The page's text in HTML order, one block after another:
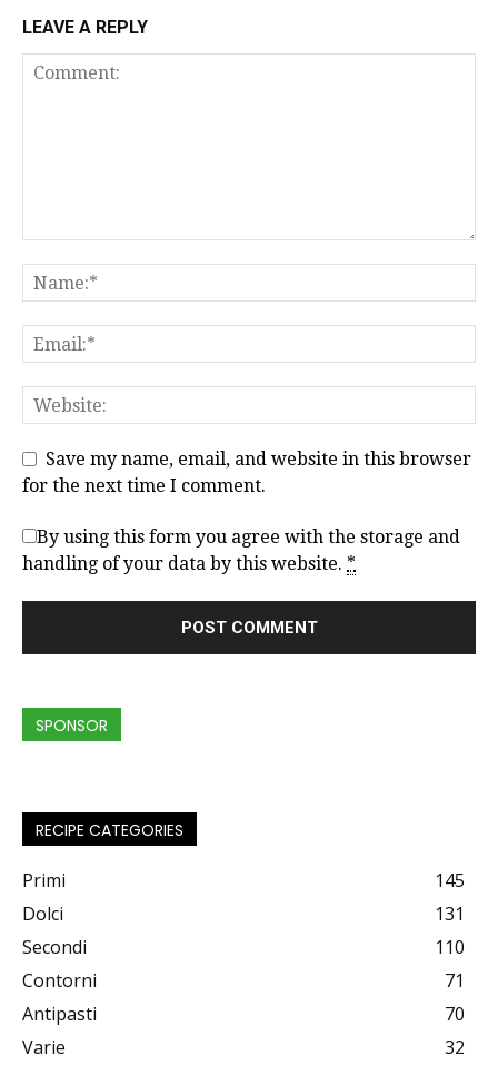
LEAVE A REPLY
Save my name, email, and website in this browser
for the next time I comment.
By using this form you agree with the storage and
handling of your data by this website. *
SPONSOR
RECIPE CATEGORIES
Primi
145
Dolci
131
Secondi
110
Contorni
71
Antipasti
70
Varie
32